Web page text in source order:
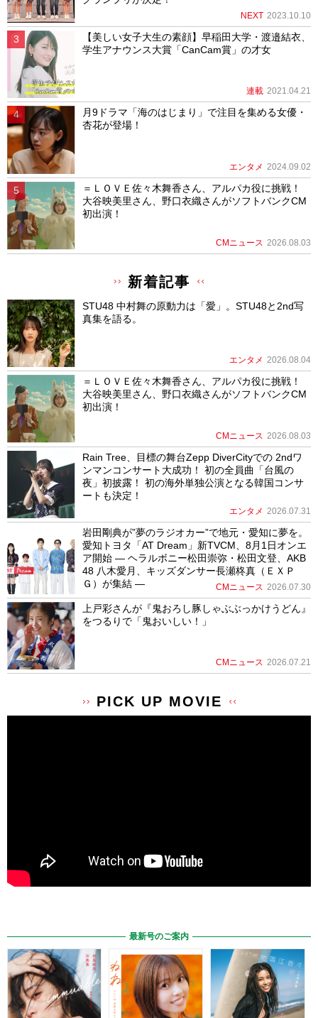
NEXT 2023.10.10
【美しい女子大生の素顔】早稲田大学・渡邉結衣、
学生アナウンス大賞「CanCam賞」の才女
連載 2021.04.21
月9ドラマ「海のはじまり」で注目を集める女優・
杏花が登場！
エンタメ 2024.09.02
＝ＬＯＶＥ佐々木舞香さん、アルパカ役に挑戦！
大谷映美里さん、野口衣織さんがソフトバンクCM
初出演！
CMニュース 2026.08.03
新着記事
STU48 中村舞の原動力は「愛」。STU48と2nd写
真集を語る。
エンタメ 2026.08.04
＝ＬＯＶＥ佐々木舞香さん、アルパカ役に挑戦！
大谷映美里さん、野口衣織さんがソフトバンクCM
初出演！
CMニュース 2026.08.03
Rain Tree、目標の舞台Zepp DiverCityでの 2ndワ
ンマンコンサート大成功！ 初の全員曲「台風の
夜」初披露！ 初の海外単独公演となる韓国コンサ
ートも決定！
エンタメ 2026.07.31
岩田剛典が”夢のラジオカー”で地元・愛知に夢を。
愛知トヨタ「AT Dream」新TVCM、8月1日オンエ
ア開始 ― ヘラルボニー松田崇弥・松田文登、AKB
48 八木愛月、キッズダンサー長瀬柊真（ＥＸＰ
Ｇ）が集結 ―
CMニュース 2026.07.30
上戸彩さんが『鬼おろし豚しゃぶぶっかけうどん』
をつるりで「鬼おいしい！」
CMニュース 2026.07.21
PICK UP MOVIE
最新号のご案内